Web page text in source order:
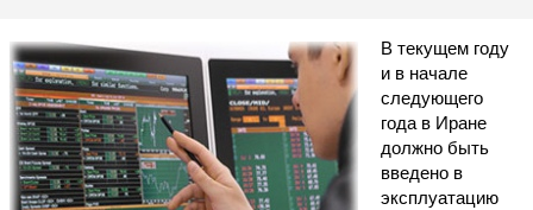
В текущем году
и в начале
следующего
года в Иране
должно быть
введено в
эксплуатацию